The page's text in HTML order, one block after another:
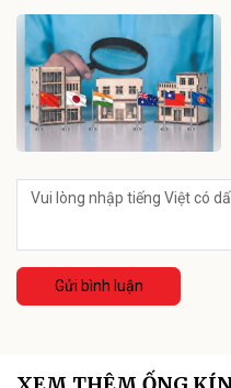
Gửi bình luận